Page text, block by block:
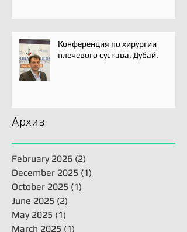
Конференция по хирургии
плечевого сустава. Дубай.
Архив
February 2026 (2)
December 2025 (1)
October 2025 (1)
June 2025 (2)
May 2025 (1)
March 2025 (1)